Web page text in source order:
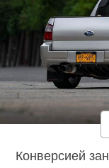
Конверсией